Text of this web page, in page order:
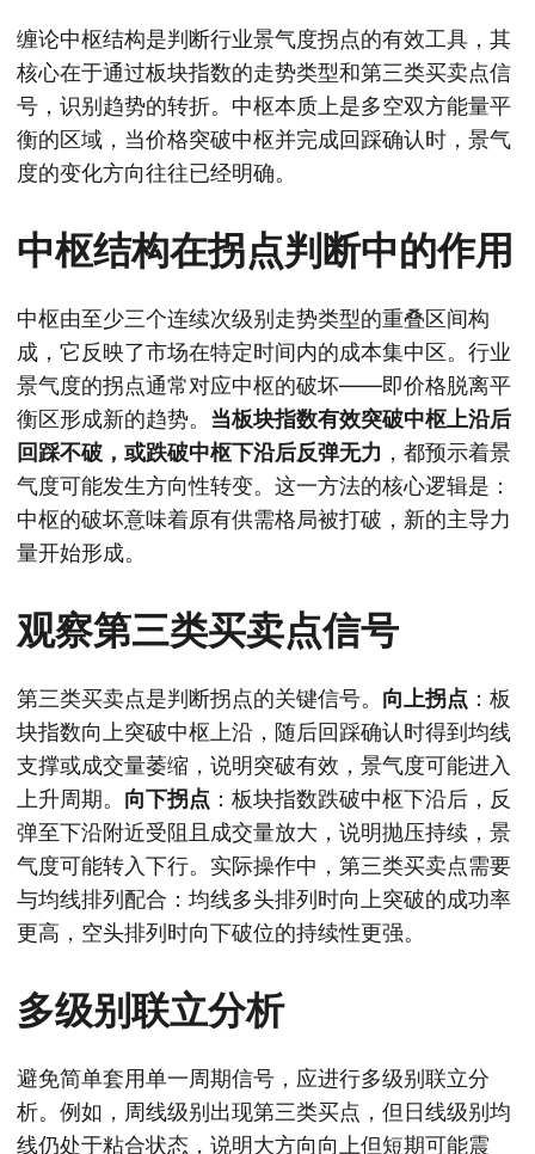
缠论中枢结构是判断行业景气度拐点的有效工具，其
核心在于通过板块指数的走势类型和第三类买卖点信
号，识别趋势的转折。中枢本质上是多空双方能量平
衡的区域，当价格突破中枢并完成回踩确认时，景气
度的变化方向往往已经明确。
中枢结构在拐点判断中的作用
中枢由至少三个连续次级别走势类型的重叠区间构
成，它反映了市场在特定时间内的成本集中区。行业
景气度的拐点通常对应中枢的破坏——即价格脱离平
衡区形成新的趋势。 当板块指数有效突破中枢上沿后
回踩不破，或跌破中枢下沿后反弹无力 ，都预示着景
气度可能发生方向性转变。这一方法的核心逻辑是：
中枢的破坏意味着原有供需格局被打破，新的主导力
量开始形成。
观察第三类买卖点信号
第三类买卖点是判断拐点的关键信号。 向上拐点 ：板
块指数向上突破中枢上沿，随后回踩确认时得到均线
支撑或成交量萎缩，说明突破有效，景气度可能进入
上升周期。 向下拐点 ：板块指数跌破中枢下沿后，反
弹至下沿附近受阻且成交量放大，说明抛压持续，景
气度可能转入下行。实际操作中，第三类买卖点需要
与均线排列配合：均线多头排列时向上突破的成功率
更高，空头排列时向下破位的持续性更强。
多级别联立分析
避免简单套用单一周期信号，应进行多级别联立分
析。例如，周线级别出现第三类买点，但日线级别均
线仍处于粘合状态，说明大方向向上但短期可能震